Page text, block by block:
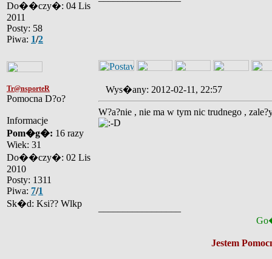
Do��czy�: 04 Lis
2011
Posty: 58
Piwa: 1/2
Tr@nsporteR
Pomocna D?o?
Informacje
Pom�g�: 16 razy
Wiek: 31
Do��czy�: 02 Lis
2010
Posty: 1311
Piwa: 7/1
Sk�d: Ksi?? Wlkp
Wys�any: 2012-02-11, 22:57
W?a?nie , nie ma w tym nic trudnego ,
Jestem